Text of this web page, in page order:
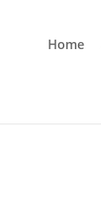
Home